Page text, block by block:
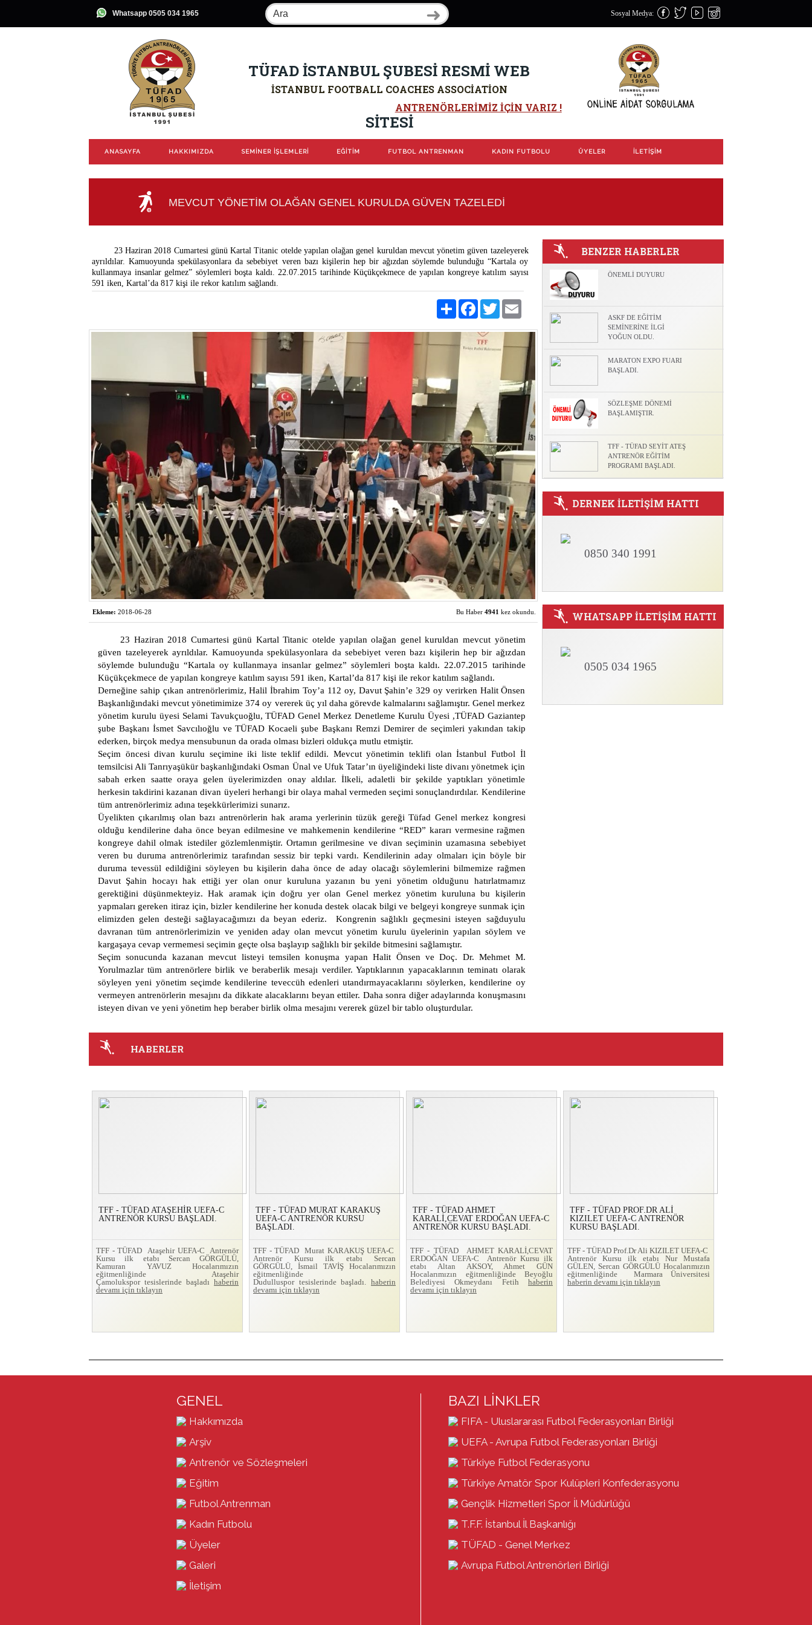
Whatsapp 0505 034 1965 Sosyal Medya:
TÜFAD İSTANBUL ŞUBESİ RESMİ WEB
SİTESİ
İSTANBUL FOOTBALL COACHES ASSOCIATION
ANTRENÖRLERIMIZ IÇIN VARIZ !
ANASAYFA HAKKIMIZDA SEMİNER İŞLEMLERİ EĞİTİM FUTBOL ANTRENMAN KADIN FUTBOLU ÜYELER İLETIŞIM
MEVCUT YÖNETİM OLAĞAN GENEL KURULDA GÜVEN TAZELEDİ
23 Haziran 2018 Cumartesi günü Kartal Titanic otelde yapılan olağan genel kuruldan mevcut yönetim güven tazeleyerek
ayrıldılar. Kamuoyunda spekülasyonlara da sebebiyet veren bazı kişilerin hep bir ağızdan söylemde bulunduğu “Kartala oy
kullanmaya insanlar gelmez” söylemleri boşta kaldı. 22.07.2015 tarihinde Küçükçekmece de yapılan kongreye katılım sayısı
591 iken, Kartal’da 817 kişi ile rekor katılım sağlandı.
Share FacebookTwitter
Ekleme: 2018-06-28 Bu Haber 4941 kez okundu.
23 Haziran 2018 Cumartesi günü Kartal Titanic otelde yapılan olağan genel kuruldan mevcut yönetim
güven tazeleyerek ayrıldılar. Kamuoyunda spekülasyonlara da sebebiyet veren bazı kişilerin hep bir ağızdan
söylemde bulunduğu “Kartala oy kullanmaya insanlar gelmez” söylemleri boşta kaldı. 22.07.2015 tarihinde
Küçükçekmece de yapılan kongreye katılım sayısı 591 iken, Kartal’da 817 kişi ile rekor katılım sağlandı.
Derneğine sahip çıkan antrenörlerimiz, Halil İbrahim Toy’a 112 oy, Davut Şahin’e 329 oy verirken Halit Önsen
Başkanlığındaki mevcut yönetimimize 374 oy vererek üç yıl daha görevde kalmalarını sağlamıştır. Genel merkez
yönetim kurulu üyesi Selami Tavukçuoğlu, TÜFAD Genel Merkez Denetleme Kurulu Üyesi ,TÜFAD Gaziantep
şube Başkanı İsmet Savcılıoğlu ve TÜFAD Kocaeli şube Başkanı Remzi Demirer de seçimleri yakından takip
ederken, birçok medya mensubunun da orada olması bizleri oldukça mutlu etmiştir.
Seçim öncesi divan kurulu seçimine iki liste teklif edildi. Mevcut yönetimin teklifi olan İstanbul Futbol İl
temsilcisi Ali Tanrıyaşükür başkanlığındaki Osman Ünal ve Ufuk Tatar’ın üyeliğindeki liste divanı yönetmek için
sabah erken saatte oraya gelen üyelerimizden onay aldılar. İlkeli, adaletli bir şekilde yaptıkları yönetimle
herkesin takdirini kazanan divan üyeleri herhangi bir olaya mahal vermeden seçimi sonuçlandırdılar. Kendilerine
tüm antrenörlerimiz adına teşekkürlerimizi sunarız.
Üyelikten çıkarılmış olan bazı antrenörlerin hak arama yerlerinin tüzük gereği Tüfad Genel merkez kongresi
olduğu kendilerine daha önce beyan edilmesine ve mahkemenin kendilerine “RED” kararı vermesine rağmen
kongreye dahil olmak istediler gözlemlenmiştir. Ortamın gerilmesine ve divan seçiminin uzamasına sebebiyet
veren bu duruma antrenörlerimiz tarafından sessiz bir tepki vardı. Kendilerinin aday olmaları için böyle bir
duruma tevessül edildiğini söyleyen bu kişilerin daha önce de aday olacağı söylemlerini bilmemize rağmen
Davut Şahin hocayı hak ettiği yer olan onur kuruluna yazanın bu yeni yönetim olduğunu hatırlatmamız
gerektiğini düşünmekteyiz. Hak aramak için doğru yer olan Genel merkez yönetim kuruluna bu kişilerin
yapmaları gereken itiraz için, bizler kendilerine her konuda destek olacak bilgi ve belgeyi kongreye sunmak için
elimizden gelen desteği sağlayacağımızı da beyan ederiz. Kongrenin sağlıklı geçmesini isteyen sağduyulu
davranan tüm antrenörlerimizin ve yeniden aday olan mevcut yönetim kurulu üyelerinin yapılan söylem ve
kargaşaya cevap vermemesi seçimin geçte olsa başlayıp sağlıklı bir şekilde bitmesini sağlamıştır.
Seçim sonucunda kazanan mevcut listeyi temsilen konuşma yapan Halit Önsen ve Doç. Dr. Mehmet M.
Yorulmazlar tüm antrenörlere birlik ve beraberlik mesajı verdiler. Yaptıklarının yapacaklarının teminatı olarak
söyleyen yeni yönetim seçimde kendilerine teveccüh edenleri utandırmayacaklarını söylerken, kendilerine oy
vermeyen antrenörlerin mesajını da dikkate alacaklarını beyan ettiler. Daha sonra diğer adaylarında konuşmasını
isteyen divan ve yeni yönetim hep beraber birlik olma mesajını vererek güzel bir tablo oluşturdular.
BENZER HABERLER
ÖNEMLİ DUYURU
ASKF DE EĞİTİM
SEMİNERİNE İLGİ
YOĞUN OLDU.
MARATON EXPO FUARI
BAŞLADI.
SÖZLEŞME DÖNEMİ
BAŞLAMIŞTIR.
TFF - TÜFAD SEYİT ATEŞ
ANTRENÖR EĞİTİM
PROGRAMI BAŞLADI.
DERNEK İLETİŞİM HATTI
0850 340 1991
WHATSAPP İLETİŞİM HATTI
0505 034 1965
HABERLER
TFF - TÜFAD ATAŞEHİR UEFA-C
ANTRENÖR KURSU BAŞLADI.
TFF - TÜFAD Ataşehir UEFA-C Antrenör
Kursu ilk etabı Sercan GÖRGÜLÜ,
Kamuran YAVUZ Hocalarımızın
eğitmenliğinde Ataşehir
Çamolukspor tesislerinde başladı haberin
devamı için tıklayın
TFF - TÜFAD MURAT KARAKUŞ
UEFA-C ANTRENÖR KURSU
BAŞLADI.
TFF - TÜFAD Murat KARAKUŞ UEFA-C
Antrenör Kursu ilk etabı Sercan
GÖRGÜLÜ, İsmail TAVİŞ Hocalarımızın
eğitmenliğinde
Dudulluspor tesislerinde başladı. haberin
devamı için tıklayın
TFF - TÜFAD AHMET
KARALİ,CEVAT ERDOĞAN UEFA-C
ANTRENÖR KURSU BAŞLADI.
TFF - TÜFAD AHMET KARALİ,CEVAT
ERDOĞAN UEFA-C Antrenör Kursu ilk
etabı Altan AKSOY, Ahmet GÜN
Hocalarımızın eğitmenliğinde Beyoğlu
Belediyesi Okmeydanı Fetih haberin
devamı için tıklayın
TFF - TÜFAD PROF.DR ALİ
KIZILET UEFA-C ANTRENÖR
KURSU BAŞLADI.
TFF - TÜFAD Prof.Dr Ali KIZILET UEFA-C
Antrenör Kursu ilk etabı Nur Mustafa
GÜLEN, Sercan GÖRGÜLÜ Hocalarımızın
eğitmenliğinde Marmara Üniversitesi
haberin devamı için tıklayın
GENEL
Hakkımızda
Arşiv
Antrenör ve Sözleşmeleri
Eğitim
Futbol Antrenman
Kadın Futbolu
Üyeler
Galeri
İletişim
BAZI LİNKLER
FIFA - Uluslararası Futbol Federasyonları Birliği
UEFA - Avrupa Futbol Federasyonları Birliği
Türkiye Futbol Federasyonu
Türkiye Amatör Spor Kulüpleri Konfederasyonu
Gençlik Hizmetleri Spor İl Müdürlüğü
T.F.F. İstanbul İl Başkanlığı
TÜFAD - Genel Merkez
Avrupa Futbol Antrenörleri Birliği